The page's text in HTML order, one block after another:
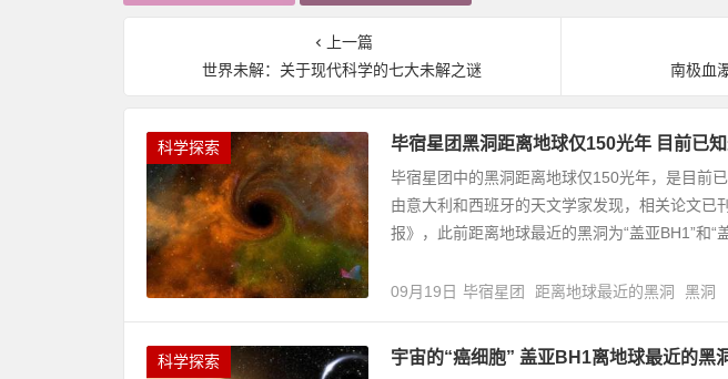
上一篇
世界未解：关于现代科学的七大未解之谜
南极血
科学探索 毕宿星团黑洞距离地球仅150光年 目前已
毕宿星团中的黑洞距离地球仅150光年，是目前
由意大利和西班牙的天文学家发现，相关论文已
报》，此前距离地球最近的黑洞为“盖亚BH1”和“
09月19日 毕宿星团 距离地球最近的黑洞 黑洞
科学探索 宇宙的“癌细胞” 盖亚BH1离地球最近的黑